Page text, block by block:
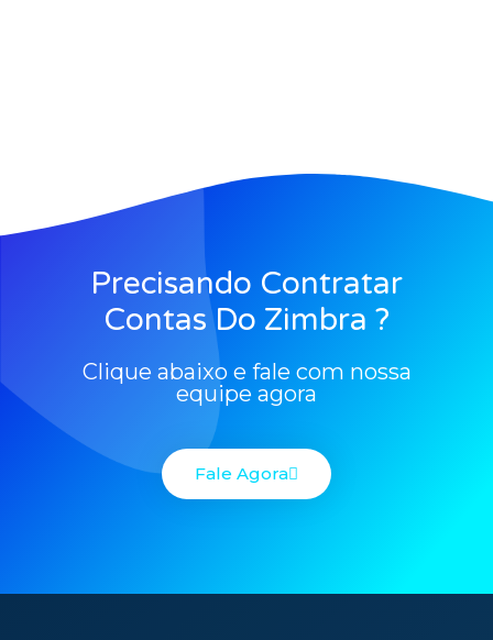
Precisando Contratar
Contas Do Zimbra ?
Clique abaixo e fale com nossa
equipe agora
Fale Agora